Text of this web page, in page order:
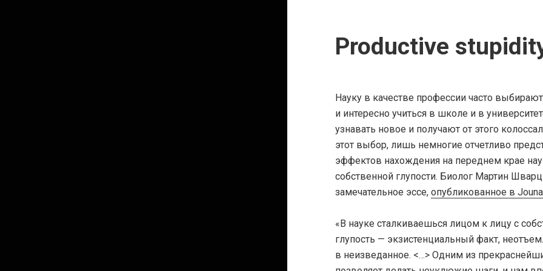
Productive
Науку в качестве профессии часто
и интересно учиться в школе и в
узнавать новое и получают от этого
этот выбор, лишь немногие отчетливо
эффектов нахождения на переднем крае
собственной глупости. Биолог Мартин
замечательное эссе,опубликованное в
«В науке сталкиваешься лицом к лицу с
глупость — экзистенциальный факт,
в неизведанное. <…> Одним из